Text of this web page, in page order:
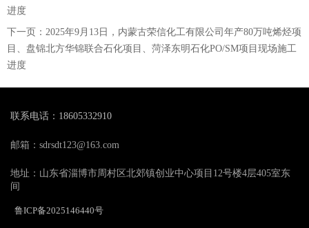
进度
下一页： 2025年9月13日，内蒙古荣信化工有限公司年产80万吨烯烃项
目、盘锦北方华锦联合石化项目、菏泽东明石化PO/SM项目现场施工
进度
联系电话：18605332910
邮箱：sdrsdt123@163.com
地址：山东省淄博市周村区北郊镇创业中心项目12号楼4层405室东
间
鲁ICP备2025146440号